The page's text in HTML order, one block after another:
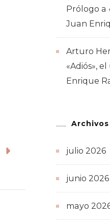
Prólogo a
Juan
Arturo
«Adiós»,
Enrique
Archivos
julio 2026
junio 2026
mayo